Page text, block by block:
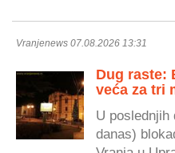
Vranjenews 07.08.2026 13:31
Dug raste:
veća za tri
U poslednjih
danas)